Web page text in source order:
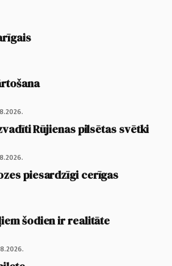
Rūjienas pilsētas svētki
piesardzīgi cerīgas
šodien ir realitāte